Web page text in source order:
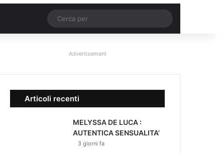
Un articolo a caso
per
Advertisement
Articoli recenti
MELYSSA DE LUCA :
AUTENTICA SENSUALITA’
3 giorni fa